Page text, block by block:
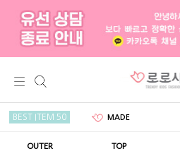
BEST ITEM 50 MADE
OUTER TOP